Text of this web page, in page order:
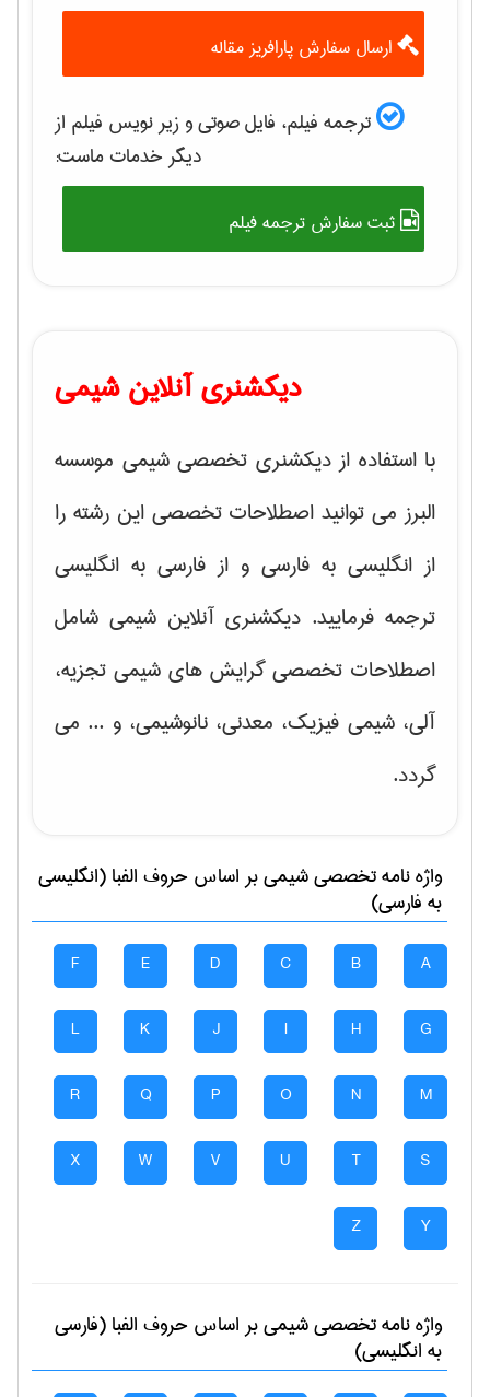
ارسال سفارش پارافریز مقاله
ترجمه فیلم، فایل صوتی و زیر نویس فیلم از
دیگر خدمات ماست:
ثبت سفارش ترجمه فیلم
دیکشنری آنلاین شیمی
با استفاده از دیکشنری تخصصی شیمی موسسه
البرز می توانید اصطلاحات تخصصی این رشته را
از انگلیسی به فارسی و از فارسی به انگلیسی
ترجمه فرمایید. دیکشنری آنلاین شیمی شامل
اصطلاحات تخصصی گرایش های شیمی تجزیه،
آلی، شیمی فیزیک، معدنی، نانوشیمی، و ... می
گردد.
واژه نامه تخصصیشيمیبر اساس حروف الفبا (انگلیسی
به فارسی)
A
B
C
D
E
F
G
H
I
J
K
L
M
N
O
P
Q
R
S
T
U
V
W
X
Y
Z
واژه نامه تخصصیشيمیبر اساس حروف الفبا (فارسی
به انگلیسی)